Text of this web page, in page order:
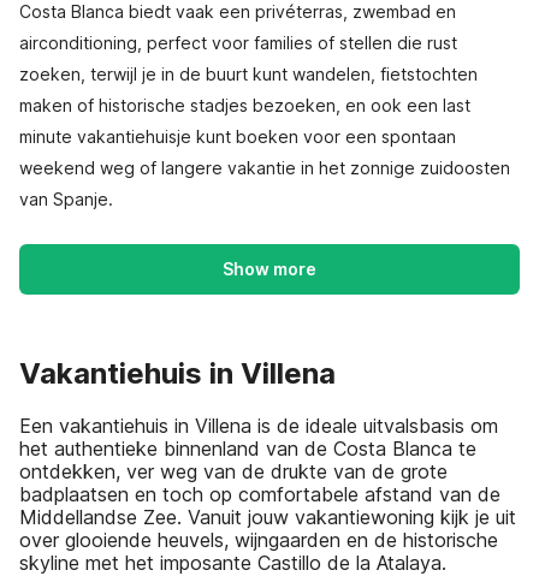
Costa Blanca biedt vaak een privéterras, zwembad en
airconditioning, perfect voor families of stellen die rust
zoeken, terwijl je in de buurt kunt wandelen, fietstochten
maken of historische stadjes bezoeken, en ook een last
minute vakantiehuisje kunt boeken voor een spontaan
weekend weg of langere vakantie in het zonnige zuidoosten
van Spanje.
Show more
Vakantiehuis in Villena
Een vakantiehuis in Villena is de ideale uitvalsbasis om
het authentieke binnenland van de Costa Blanca te
ontdekken, ver weg van de drukte van de grote
badplaatsen en toch op comfortabele afstand van de
Middellandse Zee. Vanuit jouw vakantiewoning kijk je uit
over glooiende heuvels, wijngaarden en de historische
skyline met het imposante Castillo de la Atalaya.